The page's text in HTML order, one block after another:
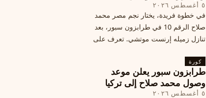
٥ أغسطس ٢٠٢٦
في خطوة فريدة، يختار نجم مصر محمد
صلاح الرقم 10 في طرابزون سبور، بعد
تنازل زميله إرنست موتشي. تعرف على
كورة
طرابزون سبور يعلن موعد
وصول محمد صلاح إلى تركيا
٥ أغسطس ٢٠٢٦